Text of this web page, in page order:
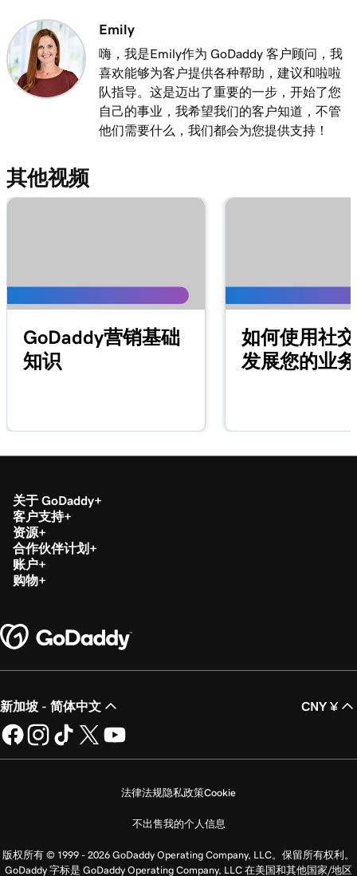
第 11 课（共 21 课）
在我的网站上共享Outlook日历
1m 15s
第 12 课（共 21 课）
添加一个菜单到我的建站神器+营销网站
3m 1s
添加餐厅预订
第 14 课（共 21 课）
第 16 课（共 21 课）
添加在线预约分区
第 17 课（共 21 课）
1m 1s
第 20 课（共 21 课）
在建站神器+营销中创建我的Google Smart活
动
Emily
嗨，我是Emily作为 GoDaddy 客户顾问，我
喜欢能够为客户提供各种帮助，建议和啦啦
队指导。这是迈出了重要的一步，开始了您
自己的事业，我希望我们的客户知道，不管
他们需要什么，我们都会为您提供支持！
其他视频
GoDaddy营销基础
知识
如何使用社
发展您的业务
关于 GoDaddy
客户支持
资源
合作伙伴计划
账户
购物
新加坡 - 简体中文 CNY ¥
法律法规 隐私政策Cookie
不出售我的个人信息
版权所有 © 1999 - 2026 GoDaddy Operating Company, LLC。保留所有权利。
GoDaddy 字标是 GoDaddy Operating Company, LLC 在美国和其他国家/地区